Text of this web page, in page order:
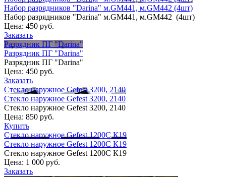
Набор разрядников "Darina" м.GM441, м.GM442 (4шт)
Набор разрядников "Darina" м.GM441, м.GM442 (4шт)
Цена: 450 руб.
Заказать
Разрядник ПГ "Darina"
Разрядник ПГ "Darina"
Разрядник ПГ "Darina"
Цена: 450 руб.
Заказать
Стекло наружное Gefest 3200, 2140
Стекло наружное Gefest 3200, 2140
Стекло наружное Gefest 3200, 2140
Цена: 850 руб.
Купить
Стекло наружное Gefest 1200С К19
Стекло наружное Gefest 1200С К19
Стекло наружное Gefest 1200С К19
Цена: 1 000 руб.
Заказать